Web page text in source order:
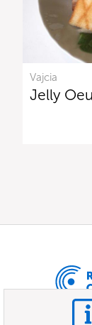
Vajcia
Jelly